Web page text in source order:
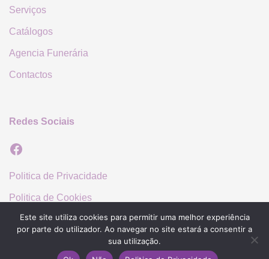
Serviços
Catálogos
Agencia Funerária
Contactos
Redes Sociais
Facebook
Politica de Privacidade
Politica de Cookies
© 2026 José Acácio Moura Lda.. Proudly powered by
Este site utiliza cookies para permitir uma melhor experiência
por parte do utilizador. Ao navegar no site estará a consentir a
sua utilização.